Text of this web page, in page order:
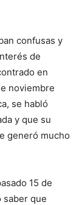
confusas y
de
en
noviembre
se habló
y que su
generó mucho
15 de
saber que